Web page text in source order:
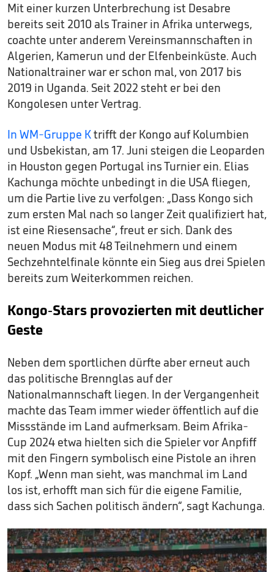
Mit einer kurzen Unterbrechung ist Desabre
bereits seit 2010 als Trainer in Afrika unterwegs,
coachte unter anderem Vereinsmannschaften in
Algerien, Kamerun und der Elfenbeinküste. Auch
Nationaltrainer war er schon mal, von 2017 bis
2019 in Uganda. Seit 2022 steht er bei den
Kongolesen unter Vertrag.
In WM-Gruppe Ktrifft der Kongo auf Kolumbien
und Usbekistan, am 17. Juni steigen die Leoparden
in Houston gegen Portugal ins Turnier ein. Elias
Kachunga möchte unbedingt in die USA fliegen,
um die Partie live zu verfolgen: „Dass Kongo sich
zum ersten Mal nach so langer Zeit qualifiziert hat,
ist eine Riesensache“, freut er sich. Dank des
neuen Modus mit 48 Teilnehmern und einem
Sechzehntelfinale könnte ein Sieg aus drei Spielen
bereits zum Weiterkommen reichen.
Kongo-Stars provozierten mit deutlicher
Geste
Neben dem sportlichen dürfte aber erneut auch
das politische Brennglas auf der
Nationalmannschaft liegen. In der Vergangenheit
machte das Team immer wieder öffentlich auf die
Missstände im Land aufmerksam. Beim Afrika-
Cup 2024 etwa hielten sich die Spieler vor Anpfiff
mit den Fingern symbolisch eine Pistole an ihren
Kopf. „Wenn man sieht, was manchmal im Land
los ist, erhofft man sich für die eigene Familie,
dass sich Sachen politisch ändern“, sagt Kachunga.